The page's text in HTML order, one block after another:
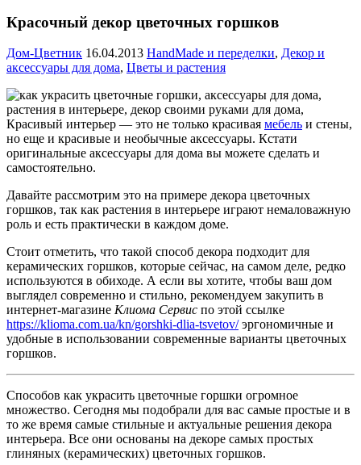
Красочный декор цветочных горшков
Дом-Цветник 16.04.2013 HandMade и переделки, Декор и
аксессуары для дома, Цветы и растения
Красивый интерьер — это не только красивая мебель и стены,
но еще и красивые и необычные аксессуары. Кстати
оригинальные аксессуары для дома вы можете сделать и
самостоятельно.
Давайте рассмотрим это на примере декора цветочных
горшков, так как растения в интерьере играют немаловажную
роль и есть практически в каждом доме.
Стоит отметить, что такой способ декора подходит для
керамических горшков, которые сейчас, на самом деле, редко
используются в обиходе. А если вы хотите, чтобы ваш дом
выглядел современно и стильно, рекомендуем закупить в
интернет-магазине Клиома Сервис по этой ссылке
https://klioma.com.ua/kn/gorshki-dlia-tsvetov/эргономичные и
удобные в использовании современные варианты цветочных
горшков.
Способов как украсить цветочные горшки огромное
множество. Сегодня мы подобрали для вас самые простые и в
то же время самые стильные и актуальные решения декора
интерьера. Все они основаны на декоре самых простых
глиняных (керамических) цветочных горшков.